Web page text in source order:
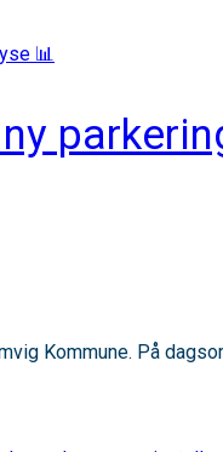
Kommune. På